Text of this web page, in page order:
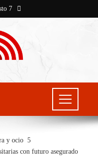
7
y ocio
con futuro asegurado